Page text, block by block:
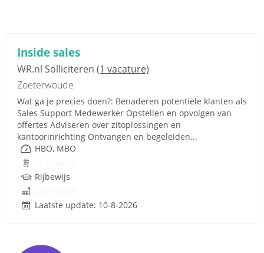
Inside sales
WR.nl Solliciteren (1 vacature)
Zoeterwoude
Wat ga je precies doen?: Benaderen potentiële klanten als
Sales Support Medewerker Opstellen en opvolgen van
offertes Adviseren over zitoplossingen en
kantoorinrichting Ontvangen en begeleiden...
HBO, MBO
Rijbewijs
Laatste update: 10-8-2026